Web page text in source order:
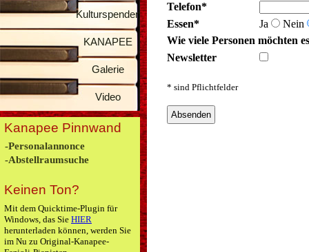
Kulturspenden
KANAPEE
Galerie
Video
Kanapee Pinnwand
-Personalannonce
-Abstellraumsuche
Keinen Ton?
Mit dem Quicktime-Plugin für
Windows, das Sie HIER
herunterladen können, werden Sie
im Nu zu Original-Kanapee-
Telefon*
Essen*
Ja
Nein
Wie viele Personen möchten
Newsletter
* sind Pflichtfelder
Absenden